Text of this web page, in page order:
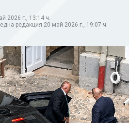
2026 г., 13:14 ч.
редакция 20 май 2026 г., 19:07 ч.